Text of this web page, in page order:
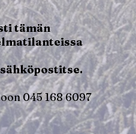
tämän
045 168 6097